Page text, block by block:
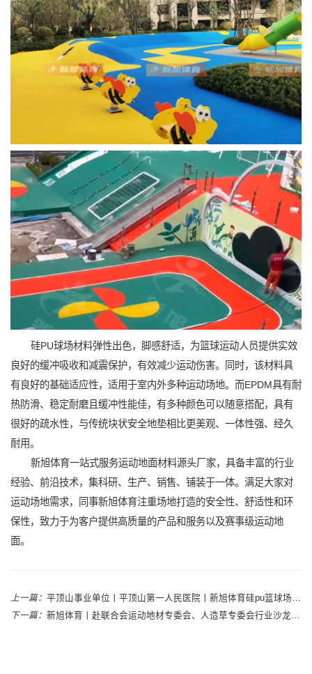
硅PU球场材料弹性出色，脚感舒适，为篮球运动人员提供实效
良好的缓冲吸收和减震保护，有效减少运动伤害。同时，该材料具
有良好的基础适应性，适用于室内外多种运动场地。而EPDM具有耐
热防滑、稳定耐磨且缓冲性能佳，有多种颜色可以随意搭配，具有
很好的疏水性，与传统块状安全地垫相比更美观、一体性强、经久
耐用。
新旭体育一站式服务运动地面材料源头厂家，具备丰富的行业
经验、前沿技术，集科研、生产、销售、铺装于一体。满足大家对
运动场地需求，同事新旭体育注重场地打造的安全性、舒适性和环
保性，致力于为客户提供高质量的产品和服务以及赛事级运动地
面。
上一篇：
平顶山事业单位丨平顶山第一人民医院丨新旭体育硅pu篮球场完工案例
下一篇：
新旭体育丨赴联合会运动地材专委会、人造草专委会行业沙龙丨探索展望 协同发展